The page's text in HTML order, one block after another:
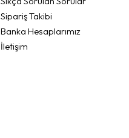
Sipariş Takibi
Banka Hesaplarımız
İletişim